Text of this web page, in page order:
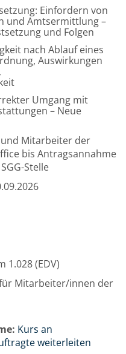
Einfordern von
und Amtsermittlung –
und Folgen
nach Ablauf eines
Auswirkungen
Umgang mit
– Neue
Mitarbeiter der
bis Antragsannahme
Stelle
1.028 (EDV)
Mitarbeiter/innen der
Kurs an
weiterleiten